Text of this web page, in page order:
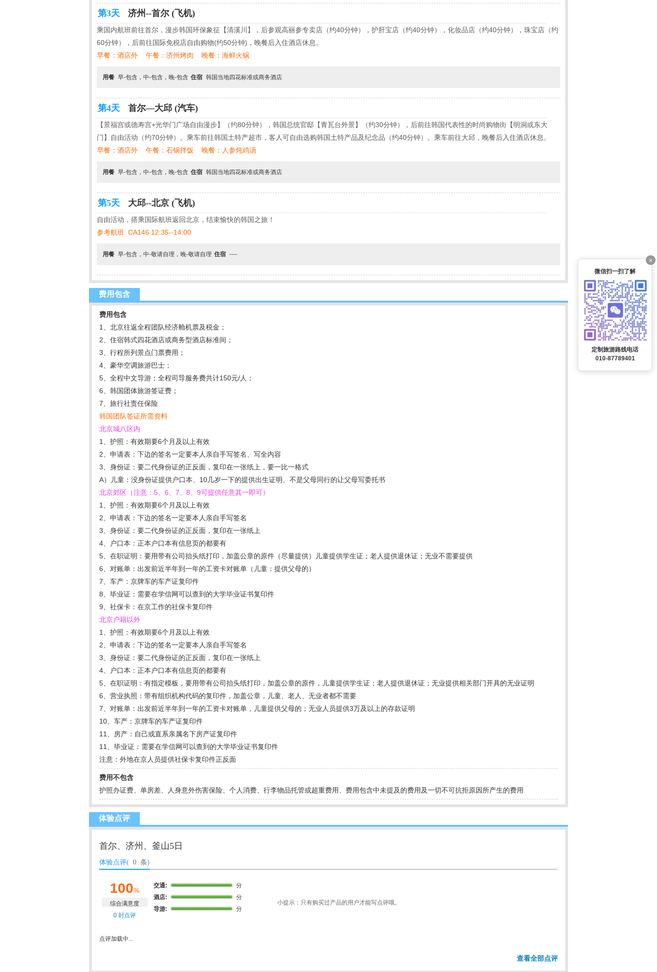
第3天 济州--首尔 (飞机)
乘国内航班前往首尔，漫步韩国环保象征【清溪川】，后参观高丽参专卖店（约40分钟），护肝宝店（约40分钟），化妆品店（约40分钟），珠宝店（约
60分钟），后前往国际免税店自由购物(约50分钟)，晚餐后入住酒店休息。
早餐：酒店外 午餐：济州烤肉 晚餐：海鲜火锅
用餐 早-包含，中-包含，晚-包含 住宿 韩国当地四花标准或商务酒店
第4天 首尔—大邱 (汽车)
【景福宫或德寿宫+光华门广场自由漫步】（约80分钟），韩国总统官邸【青瓦台外景】（约30分钟），后前往韩国代表性的时尚购物街【明洞或东大
门】自由活动（约70分钟）。乘车前往韩国土特产超市，客人可自由选购韩国土特产品及纪念品（约40分钟）。乘车前往大邱，晚餐后入住酒店休息。
早餐：酒店外 午餐：石锅拌饭 晚餐：人参炖鸡汤
用餐 早-包含，中-包含，晚-包含 住宿 韩国当地四花标准或商务酒店
第5天 大邱--北京 (飞机)
自由活动，搭乘国际航班返回北京，结束愉快的韩国之旅！
参考航班 CA146 12:35--14:00
用餐 早-包含，中-敬请自理，晚-敬请自理 住宿 ----
费用包含
费用包含
1、北京往返全程团队经济舱机票及税金；
2、住宿韩式四花酒店或商务型酒店标准间；
3、行程所列景点门票费用；
4、豪华空调旅游巴士；
5、全程中文导游；全程司导服务费共计150元/人；
6、韩国团体旅游签证费；
7、旅行社责任保险
韩国团队签证所需资料
北京城八区内
1、护照：有效期要6个月及以上有效
2、申请表：下边的签名一定要本人亲自手写签名、写全内容
3、身份证：要二代身份证的正反面，复印在一张纸上，要一比一格式
A）儿童：没身份证提供户口本、10几岁一下的提供出生证明、不是父母同行的让父母写委托书
北京郊区（注意：5、6、7、8、9可提供任意其一即可）
1、护照：有效期要6个月及以上有效
2、申请表：下边的签名一定要本人亲自手写签名
3、身份证：要二代身份证的正反面，复印在一张纸上
4、户口本：正本户口本有信息页的都要有
5、在职证明：要用带有公司抬头纸打印，加盖公章的原件（尽量提供）儿童提供学生证；老人提供退休证；无业不需要提供
6、对账单：出发前近半年到一年的工资卡对账单（儿童：提供父母的）
7、车产：京牌车的车产证复印件
8、毕业证：需要在学信网可以查到的大学毕业证书复印件
9、社保卡：在京工作的社保卡复印件
北京户籍以外
1、护照：有效期要6个月及以上有效
2、申请表：下边的签名一定要本人亲自手写签名
3、身份证：要二代身份证的正反面，复印在一张纸上
4、户口本：正本户口本有信息页的都要有
5、在职证明：有指定模板，要用带有公司抬头纸打印，加盖公章的原件，儿童提供学生证；老人提供退休证；无业提供相关部门开具的无业证明
6、营业执照：带有组织机构代码的复印件，加盖公章，儿童、老人、无业者都不需要
7、对账单：出发前近半年到一年的工资卡对账单，儿童提供父母的；无业人员提供3万及以上的存款证明
10、车产：京牌车的车产证复印件
11、房产：自己或直系亲属名下房产证复印件
11、毕业证：需要在学信网可以查到的大学毕业证书复印件
注意：外地在京人员提供社保卡复印件正反面
费用不包含
护照办证费、单房差、人身意外伤害保险、个人消费、行李物品托管或超重费用、费用包含中未提及的费用及一切不可抗拒原因所产生的费用
体验点评
首尔、济州、釜山5日
体验点评( 0 条)
100%
综合满意度
0 封点评
交通:
分
酒店:
分
导游:
分
小提示：只有购买过产品的用户才能写点评哦。
点评加载中...
查看全部点评
×
微信扫一扫了解
定制旅游路线电话
010-87789401